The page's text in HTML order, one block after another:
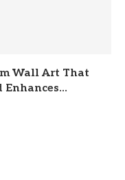
Wall Art That
Enhances...